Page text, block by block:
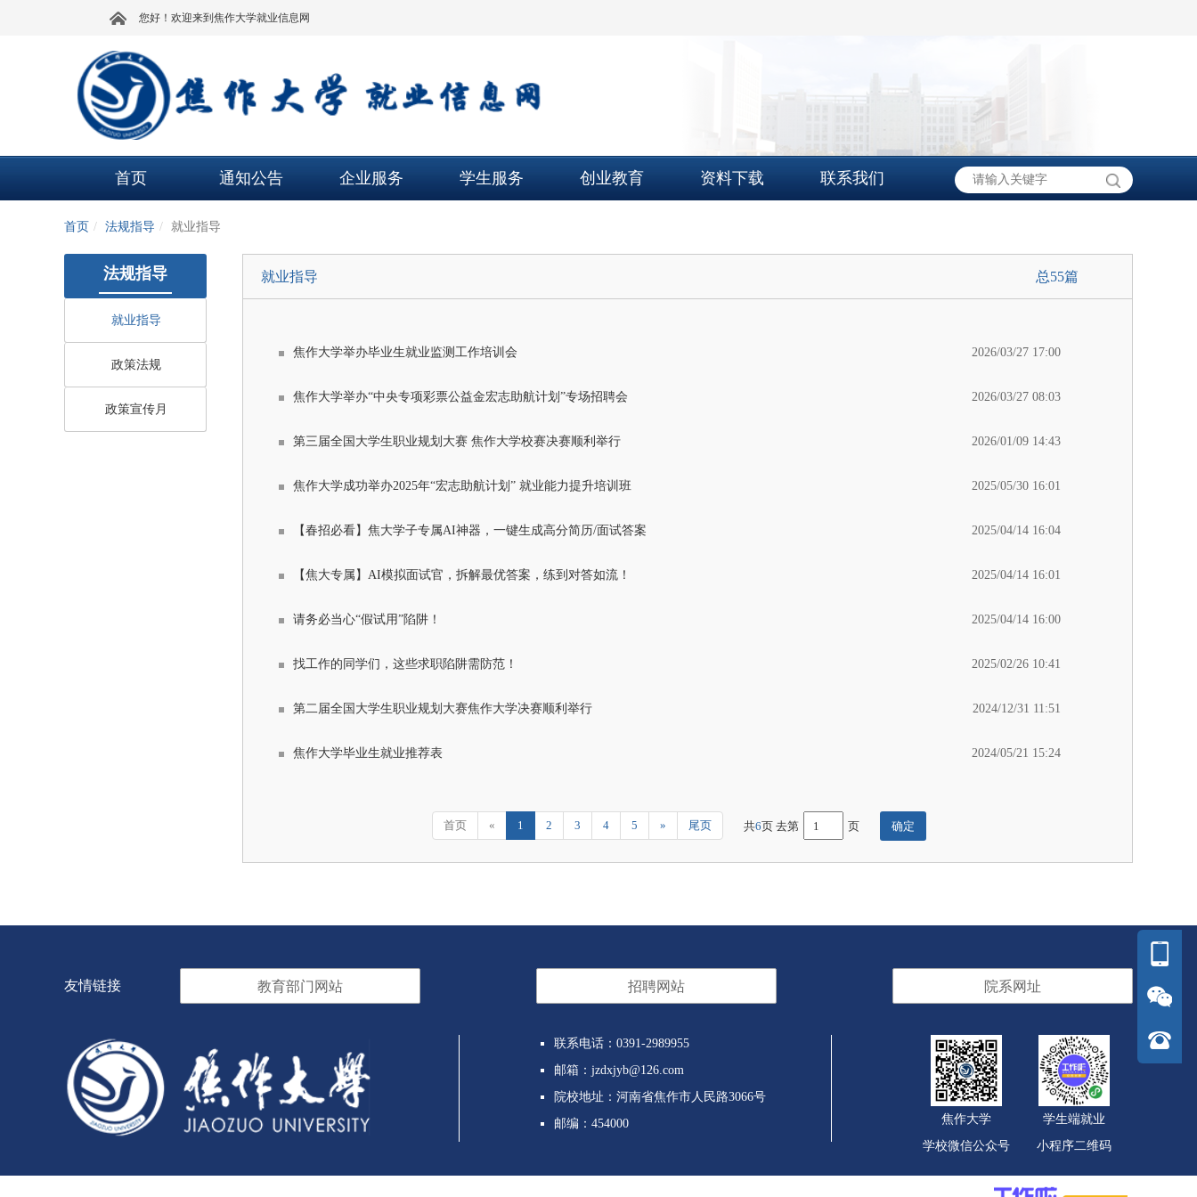
您好！欢迎来到焦作大学就业信息网
首页 通知公告 企业服务 学生服务 创业教育 资料下载 联系我们
首页 法规指导 就业指导
法规指导
就业指导
政策法规
政策宣传月
就业指导 总55篇
焦作大学举办毕业生就业监测工作培训会 2026/03/27 17:00
焦作大学举办“中央专项彩票公益金宏志助航计划”专场招聘会 2026/03/27 08:03
第三届全国大学生职业规划大赛 焦作大学校赛决赛顺利举行 2026/01/09 14:43
焦作大学成功举办2025年“宏志助航计划” 就业能力提升培训班 2025/05/30 16:01
【春招必看】焦大学子专属AI神器，一键生成高分简历/面试答案 2025/04/14 16:04
【焦大专属】AI模拟面试官，拆解最优答案，练到对答如流！ 2025/04/14 16:01
请务必当心“假试用”陷阱！ 2025/04/14 16:00
找工作的同学们，这些求职陷阱需防范！ 2025/02/26 10:41
第二届全国大学生职业规划大赛焦作大学决赛顺利举行 2024/12/31 11:51
焦作大学毕业生就业推荐表 2024/05/21 15:24
首页 « 1 2 3 4 5 » 尾页 共6页 去第 页
友情链接 教育部门网站 招聘网站 院系网址
联系电话：0391-2989955
邮箱：jzdxjyb@126.com
院校地址：河南省焦作市人民路3066号
邮编：454000
焦作大学
学校微信公众号
学生端就业
小程序二维码